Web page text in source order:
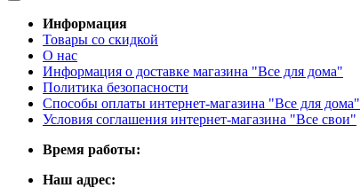
Информация
Товары со скидкой
О нас
Информация о доставке магазина "Все для дома"
Политика безопасности
Способы оплаты интернет-магазина "Все для дома"
Условия соглашения интернет-магазина "Все свои"
Время работы:
Наш адрес: